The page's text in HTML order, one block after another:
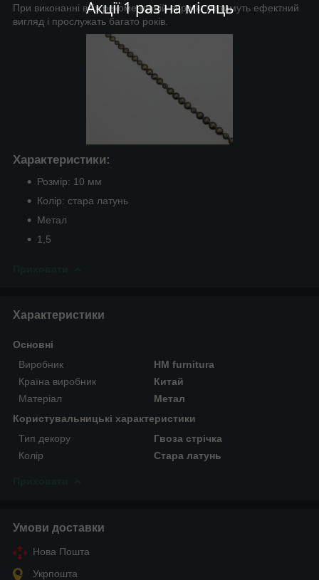
Акції 1 раз на місяць
При виконанні всіх рекомендацій вироби матимуть ефектний
вигляд і прослужать багато років.
Характеристики:
Розмір: 10 мм
Колір: стара латунь
Метал
1,5
Характеристики
Основні
Виробник
HM furnitura
Країна виробник
Китай
Матеріал
Метал
Користувальницькі характеристики
Тип декору
Гвоза стрічка
Колір
Стара латунь
Умови доставки
Нова Пошта
Укрпошта